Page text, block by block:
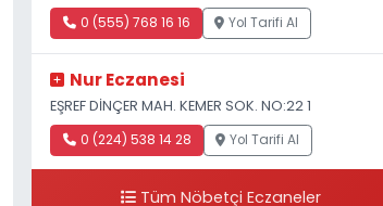
0 (555) 768 16 16 Yol Tarifi Al
Nur Eczanesi
EŞREF DİNÇER MAH. KEMER SOK. NO:22 1
0 (224) 538 14 28 Yol Tarifi Al
Tüm Nöbetçi Eczaneler